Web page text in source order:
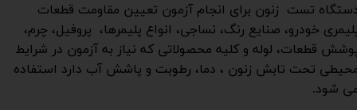
تست زنون برای انجام آزمون تعیین مقاومت قطعات
خودرو، صنایع رنگ، نساجی، انواع پلیمرها، پروفیل، چرم،
قطعات، لوله و کلیه محصولاتی که نیاز به آزمون در شرایط
تحت تابش زنون ، دما، رطوبت و پاشش آب دارد استفاده
شود.